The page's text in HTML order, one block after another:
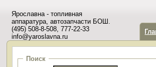
Ярославна - топливная
аппаратура, автозапчасти БОШ.
(495) 508-8-508, 777-22-33
info@yaroslavna.ru
Поиск